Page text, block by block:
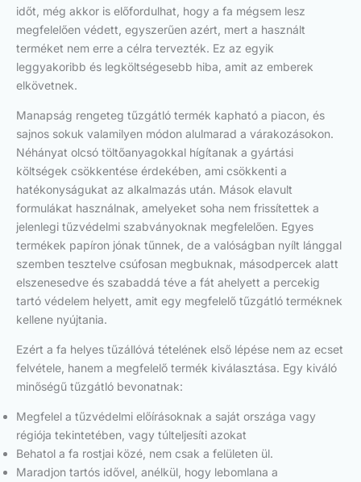
időt, még akkor is előfordulhat, hogy a fa mégsem lesz
megfelelően védett, egyszerűen azért, mert a használt
terméket nem erre a célra tervezték. Ez az egyik
leggyakoribb és legköltségesebb hiba, amit az emberek
elkövetnek.
Manapság rengeteg tűzgátló termék kapható a piacon, és
sajnos sokuk valamilyen módon alulmarad a várakozásokon.
Néhányat olcsó töltőanyagokkal hígítanak a gyártási
költségek csökkentése érdekében, ami csökkenti a
hatékonyságukat az alkalmazás után. Mások elavult
formulákat használnak, amelyeket soha nem frissítettek a
jelenlegi tűzvédelmi szabványoknak megfelelően. Egyes
termékek papíron jónak tűnnek, de a valóságban nyílt lánggal
szemben tesztelve csúfosan megbuknak, másodpercek alatt
elszenesedve és szabaddá téve a fát ahelyett a percekig
tartó védelem helyett, amit egy megfelelő tűzgátló terméknek
kellene nyújtania.
Ezért a fa helyes tűzállóvá tételének első lépése nem az ecset
felvétele, hanem a megfelelő termék kiválasztása. Egy kiváló
minőségű tűzgátló bevonatnak:
Megfelel a tűzvédelmi előírásoknak a saját országa vagy
régiója tekintetében, vagy túlteljesíti azokat
Behatol a fa rostjai közé, nem csak a felületen ül.
Maradjon tartós idővel, anélkül, hogy lebomlana a